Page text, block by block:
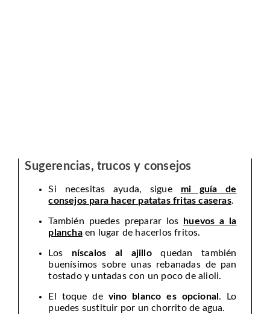
Sugerencias, trucos y consejos
Si necesitas ayuda, sigue mi guía de
consejos para hacer patatas fritas caseras.
También puedes preparar los
huevos a la
planchaen lugar de hacerlos fritos.
Los níscalos al ajilloquedan también
buenísimos sobre unas rebanadas de pan
tostado y untadas con un poco de alioli.
El toque de vino blanco es opcional . Lo
puedes sustituir por un chorrito de agua.